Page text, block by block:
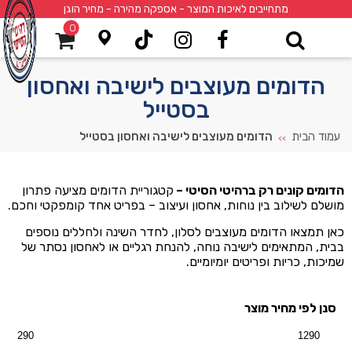
מתחייבים לאיכות המוצר - אספקה מהירה - מחיר הוגן
0
הדומים מעוצבים לישיבה ואחסון
בסטייל
עמוד הבית >> הדומים מעוצבים לישיבה ואחסון בסטייל
הדומים קונים רק ברהיטי הסיטי – קטגוריית הדומים מציעה פתרון
מושלם לשילוב בין נוחות, אחסון ועיצוב – בפריט אחד קומפקטי וחכם.
כאן תמצאו הדומים מעוצבים לסלון, לחדר השינה ולחללים נוספים
בבית, המתאימים לישיבה נוחה, להנחת רגליים או לאחסון נסתר של
שמיכות, כריות ופריטים יומיומיים.
סנן לפי מחיר מוצר